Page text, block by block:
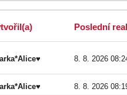
Poslední
8. 8. 2026
8. 8. 2026